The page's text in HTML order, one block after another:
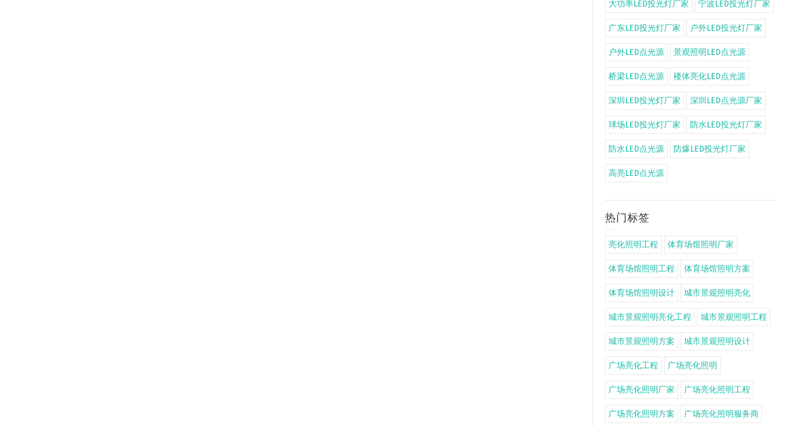
大功率LED投光灯厂家 宁波LED投光灯厂家
广东LED投光灯厂家 户外LED投光灯厂家
户外LED点光源 景观照明LED点光源
桥梁LED点光源 楼体亮化LED点光源
深圳LED投光灯厂家 深圳LED点光源厂家
球场LED投光灯厂家 防水LED投光灯厂家
防水LED点光源 防爆LED投光灯厂家
高亮LED点光源
热门标签
亮化照明工程 体育场馆照明厂家
体育场馆照明工程 体育场馆照明方案
体育场馆照明设计 城市景观照明亮化
城市景观照明亮化工程 城市景观照明工程
城市景观照明方案 城市景观照明设计
广场亮化工程 广场亮化照明
广场亮化照明厂家 广场亮化照明工程
广场亮化照明方案 广场亮化照明服务商